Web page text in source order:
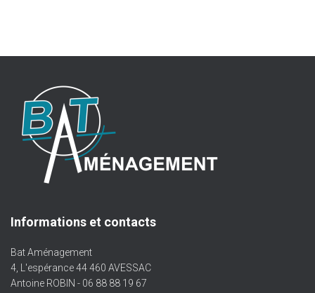
Informations et contacts
Bat Aménagement
4, L'espérance 44 460 AVESSAC
Antoine ROBIN - 06 88 88 19 67